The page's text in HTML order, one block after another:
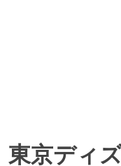
東京ディ